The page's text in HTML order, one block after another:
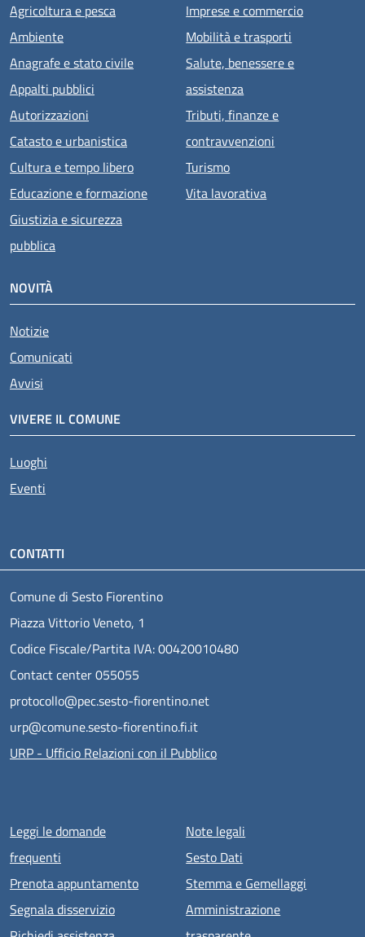
Agricoltura e pesca
Ambiente
Anagrafe e stato civile
Appalti pubblici
Autorizzazioni
Catasto e urbanistica
Cultura e tempo libero
Educazione e formazione
Giustizia e sicurezza
pubblica
Imprese e commercio
Mobilità e trasporti
Salute, benessere e
assistenza
Tributi, finanze e
contravvenzioni
Turismo
Vita lavorativa
NOVITÀ
Notizie
Comunicati
Avvisi
VIVERE IL COMUNE
Luoghi
Eventi
CONTATTI
Comune di Sesto Fiorentino
Piazza Vittorio Veneto, 1
Codice Fiscale/Partita IVA: 00420010480
Contact center 055055
protocollo@pec.sesto-fiorentino.net
urp@comune.sesto-fiorentino.fi.it
URP - Ufficio Relazioni con il Pubblico
Menu piè di pagina
Leggi le domande
frequenti
Prenota appuntamento
Segnala disservizio
Note legali
Sesto Dati
Stemma e Gemellaggi
Amministrazione